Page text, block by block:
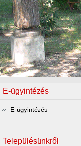
E-ügyintézés
E-ügyintézés
Településünkről